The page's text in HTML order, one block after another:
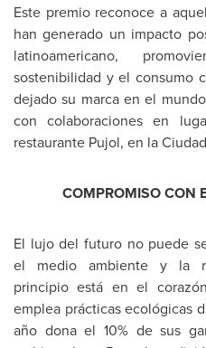
Este premio reconoce a
han generado un impacto
latinoamericano,
sostenibilidad y el consumo
dejado su marca en el
con colaboraciones en
restaurante Pujol, en la
COMPROMISO CON
El lujo del futuro no puede
el medio ambiente y la
principio está en el
emplea prácticas ecológicas
año dona el 10% de sus